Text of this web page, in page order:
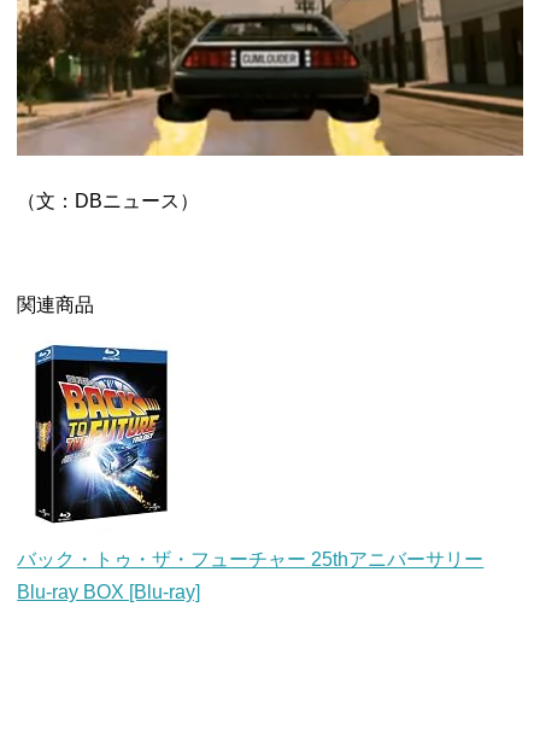
（文：DBニュース）
関連商品
バック・トゥ・ザ・フューチャー 25thアニバーサリー
Blu-ray BOX [Blu-ray]